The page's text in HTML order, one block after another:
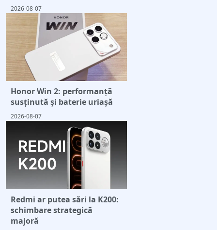
2026-08-07
Honor Win 2: performanță
susținută și baterie uriașă
2026-08-07
Redmi ar putea sări la K200:
schimbare strategică
majoră